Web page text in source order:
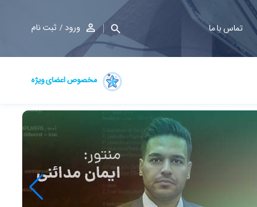
تماس با ما ورود ثبت نام
مخصوص اعضای ویژه